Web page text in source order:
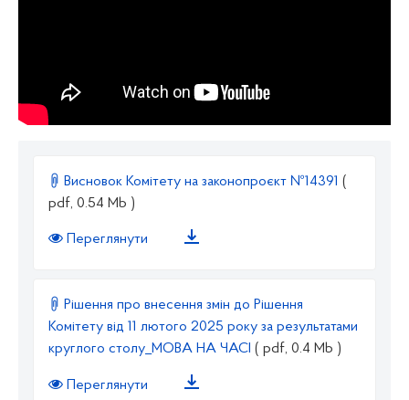
Висновок Комітету на законопроєкт №14391 (
pdf, 0.54 Mb )
Переглянути
Рішення про внесення змін до Рішення
Комітету від 11 лютого 2025 року за результатами
круглого столу_МОВА НА ЧАСІ ( pdf, 0.4 Mb )
Переглянути